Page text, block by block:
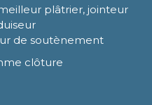
plâtrier, jointeur
de soutènement
clôture